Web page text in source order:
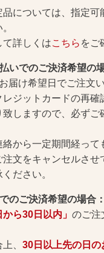
については、指定可
詳しくはこちら をご
いでのご決済希望の
届け希望日でご注文
ジットカードの再確
致しますので、必ずご
絡から一定期間経って
文をキャンセルさせ
ださい。
のご決済希望の場合：
から30日以内」のご注
上、30日以上先の日の